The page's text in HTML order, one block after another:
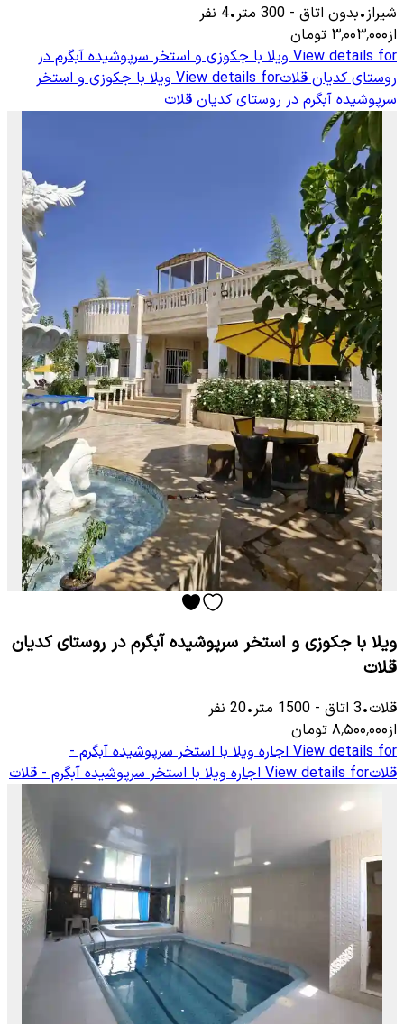
شیراز•بدون اتاق -
300 متر•
4 نفر
از۳٬۰۰۳٬۰۰۰ تومان
View details for ویلا با جکوزی و استخر سرپوشیده آبگرم در
روستای کدیان قلاتView details for ویلا با جکوزی و استخر
سرپوشیده آبگرم در روستای کدیان قلات
ویلا با جکوزی و استخر سرپوشیده آبگرم در روستای کدیان
قلات
قلات•
3 اتاق -
1500 متر•
20 نفر
از۸٬۵۰۰٬۰۰۰ تومان
View details for اجاره ویلا با استخر سرپوشیده آبگرم -
قلاتView details for اجاره ویلا با استخر سرپوشیده آبگرم - قلات